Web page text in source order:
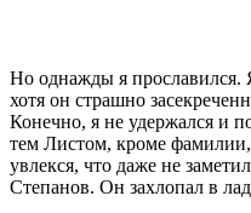
Но однажды я прославился.
хотя он страшно
Конечно, я не удержался и
тем Листом, кроме
увлекся, что даже не
Степанов. Он захлопал в